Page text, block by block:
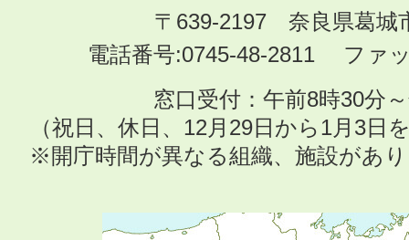
〒639-2197 奈良県葛城
電話番号:0745-48-2811 ファ
窓口受付：午前8時30分
（祝日、休日、12月29日から1月3日
※開庁時間が異なる組織、施設があ